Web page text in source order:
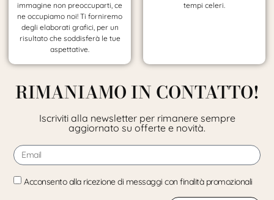
immagine non preoccuparti, ce
ne occupiamo noi! Ti forniremo
degli elaborati grafici, per un
risultato che soddisferà le tue
aspettative.
tempi celeri.
RIMANIAMO IN CONTATTO!
Iscriviti alla newsletter per rimanere sempre
aggiornato su offerte e novità.
Acconsento alla ricezione di messaggi con finalità promozionali